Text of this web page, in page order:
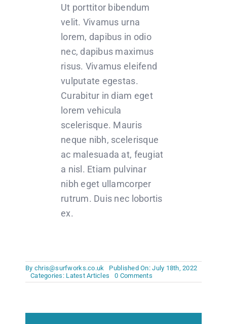
Ut porttitor bibendum
velit. Vivamus urna
lorem, dapibus in odio
nec, dapibus maximus
risus. Vivamus eleifend
vulputate egestas.
Curabitur in diam eget
lorem vehicula
scelerisque. Mauris
neque nibh, scelerisque
ac malesuada at, feugiat
a nisl. Etiam pulvinar
nibh eget ullamcorper
rutrum. Duis nec lobortis
ex.
By chris@surfworks.co.uk
Published On: July 18th, 2022
Categories: Latest Articles 0 Comments
Design
a